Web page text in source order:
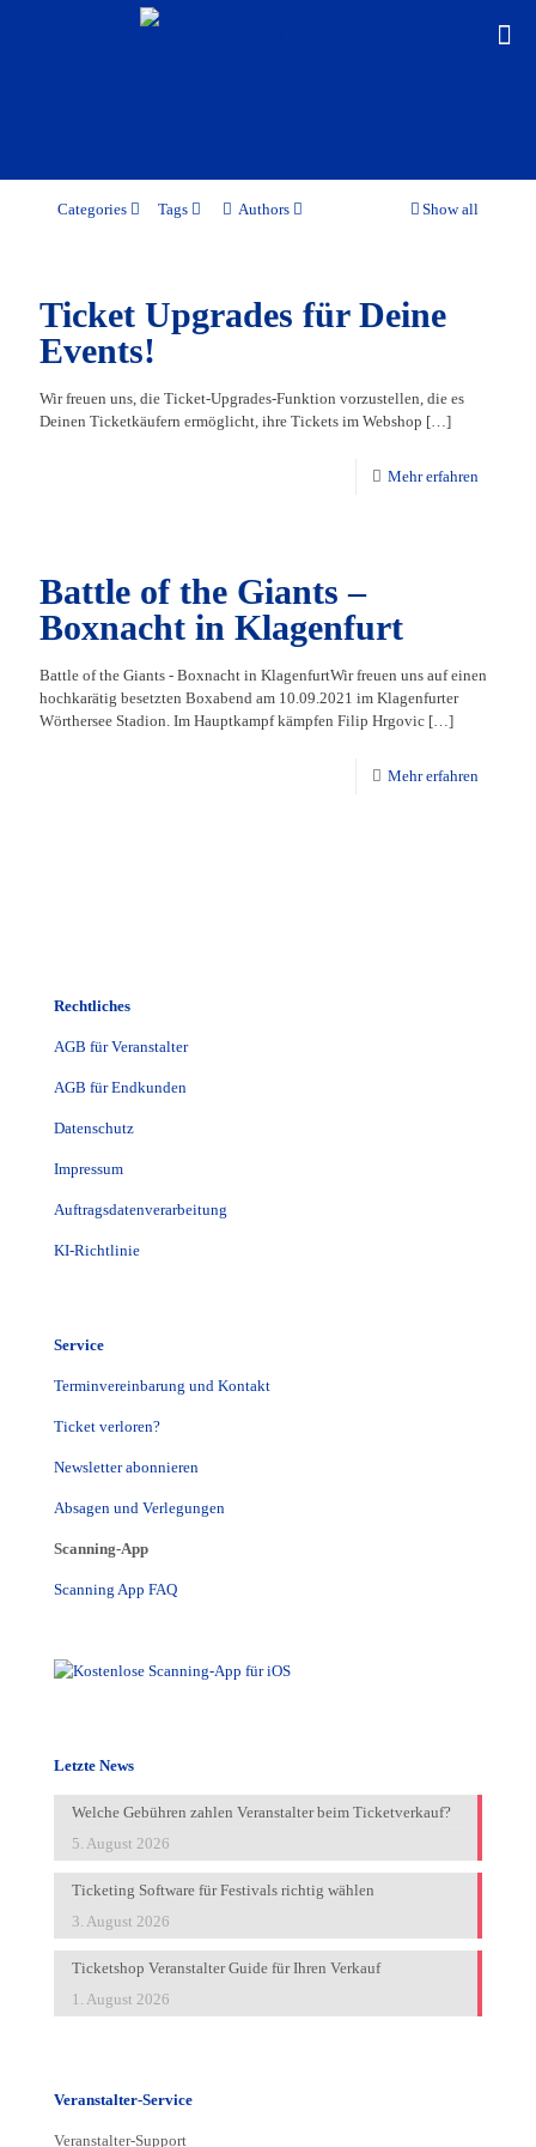
Categories Tags Authors Show all
Ticket Upgrades für Deine
Events!
Wir freuen uns, die Ticket-Upgrades-Funktion vorzustellen, die es
Deinen Ticketkäufern ermöglicht, ihre Tickets im Webshop […]
Mehr erfahren
Battle of the Giants –
Boxnacht in Klagenfurt
Battle of the Giants - Boxnacht in KlagenfurtWir freuen uns auf einen
hochkarätig besetzten Boxabend am 10.09.2021 im Klagenfurter
Wörthersee Stadion. Im Hauptkampf kämpfen Filip Hrgovic […]
Mehr erfahren
Rechtliches
AGB für Veranstalter
AGB für Endkunden
Datenschutz
Impressum
Auftragsdatenverarbeitung
KI-Richtlinie
Service
Terminvereinbarung und Kontakt
Ticket verloren?
Newsletter abonnieren
Absagen und Verlegungen
Scanning-App
Scanning App FAQ
Letzte News
Welche Gebühren zahlen Veranstalter beim Ticketverkauf?
5. August 2026
Ticketing Software für Festivals richtig wählen
3. August 2026
Ticketshop Veranstalter Guide für Ihren Verkauf
1. August 2026
Veranstalter-Service
Veranstalter-Support